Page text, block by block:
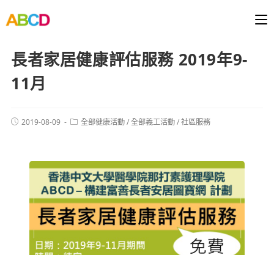
長者家居健康評估服務 2019年9-
11月
2019-08-09 全部健康活動/全部義工活動/社區服務